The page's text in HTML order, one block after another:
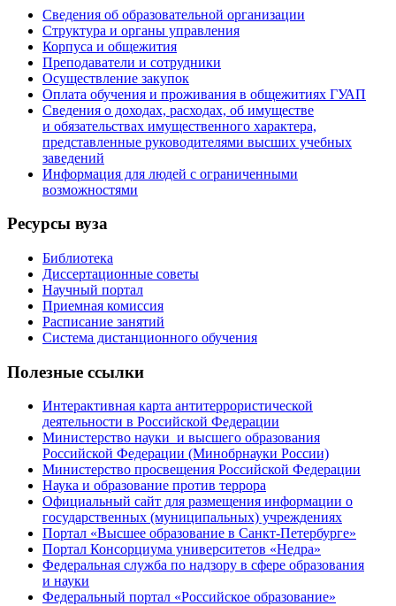
Сведения об образовательной организации
Структура и органы управления
Корпуса и общежития
Преподаватели и сотрудники
Осуществление закупок
Оплата обучения и проживания в общежитиях ГУАП
Сведения о доходах, расходах, об имуществе
и обязательствах имущественного характера,
представленные руководителями высших учебных
заведений
Информация для людей с ограниченными
возможностями
Ресурсы вуза
Библиотека
Диссертационные советы
Научный портал
Приемная комиссия
Расписание занятий
Система дистанционного обучения
Полезные ссылки
Интерактивная карта антитеррористической
деятельности в Российской Федерации
Министерство науки и высшего образования
Российской Федерации (Минобрнауки России)
Министерство просвещения Российской Федерации
Наука и образование против террора
Официальный сайт для размещения информации о
государственных (муниципальных) учреждениях
Портал «Высшее образование в Санкт-Петербурге»
Портал Консорциума университетов «Недра»
Федеральная служба по надзору в сфере образования
и науки
Федеральный портал «Российское образование»